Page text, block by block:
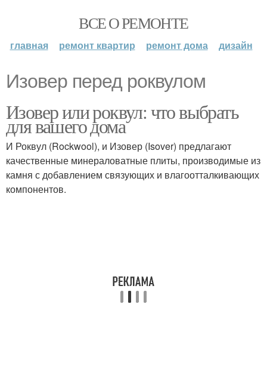
ВСЕ О РЕМОНТЕ
главная ремонт квартир ремонт дома дизайн
Изовер перед роквулом
Изовер или роквул: что выбрать
для вашего дома
И Роквул (Rockwool), и Изовер (Isover) предлагают
качественные минераловатные плиты, производимые из
камня с добавлением связующих и влагоотталкивающих
компонентов.